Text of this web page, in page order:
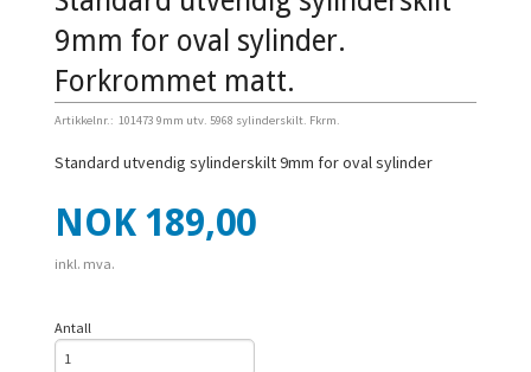
9mm for oval sylinder.
Forkrommet matt.
Artikkelnr.: 101473 9mm utv. 5968 sylinderskilt. Fkrm.
Standard utvendig sylinderskilt 9mm for oval sylinder
Pris
NOK 189,00
inkl. mva.
Antall